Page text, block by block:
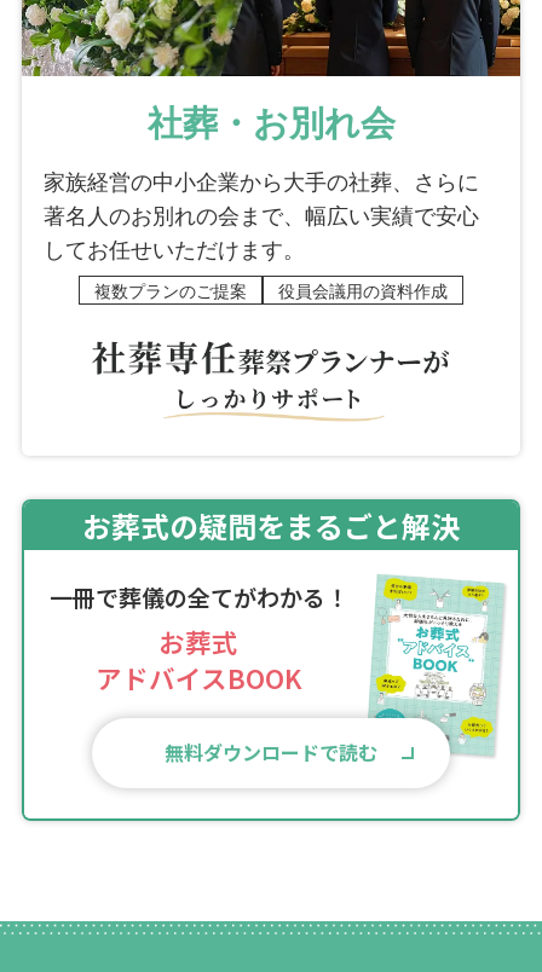
社葬・お別れ会
家族経営の中小企業から大手の社葬、さらに
著名人のお別れの会まで、幅広い実績で安心
してお任せいただけます。
複数プランのご提案 役員会議用の資料作成
お葬式の疑問をまるごと解決
一冊で葬儀の全てがわかる！
お葬式
アドバイスBOOK
無料ダウンロードで読む